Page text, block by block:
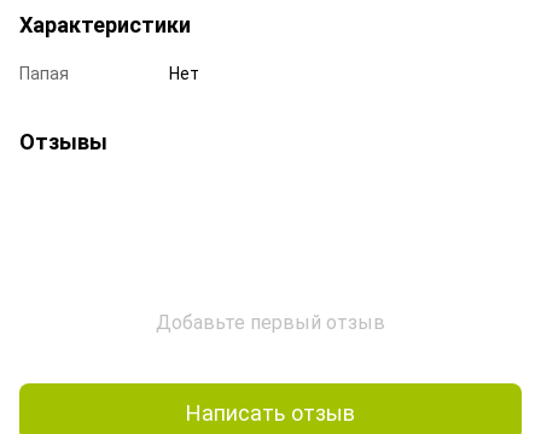
Характеристики
Папая Нет
Отзывы
Добавьте первый отзыв
Написать отзыв